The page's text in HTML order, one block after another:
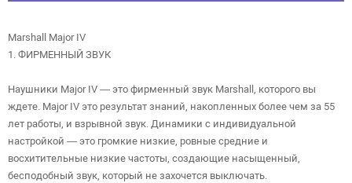
Marshall Major IV
1. ФИРМЕННЫЙ ЗВУК
Наушники Major IV — это фирменный звук Marshall, которого вы
ждете. Major IV это результат знаний, накопленных более чем за 55
лет работы, и взрывной звук. Динамики с индивидуальной
настройкой — это громкие низкие, ровные средние и
восхитительные низкие частоты, создающие насыщенный,
бесподобный звук, который не захочется выключать.